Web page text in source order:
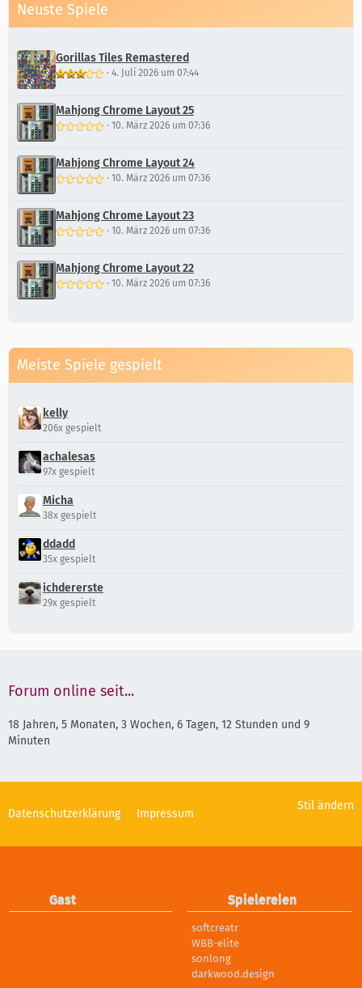
Neuste Spiele
Gorillas Tiles Remastered
· 4. Juli 2026 um 07:44
Mahjong Chrome Layout 25
· 10. März 2026 um 07:36
Mahjong Chrome Layout 24
· 10. März 2026 um 07:36
Mahjong Chrome Layout 23
· 10. März 2026 um 07:36
Mahjong Chrome Layout 22
· 10. März 2026 um 07:36
Meiste Spiele gespielt
kelly
206x gespielt
achalesas
97x gespielt
Micha
38x gespielt
ddadd
35x gespielt
ichdererste
29x gespielt
Forum online seit...
18 Jahren, 5 Monaten, 3 Wochen, 6 Tagen, 12 Stunden und 9
Minuten
Stil ändern
Datenschutzerklärung Impressum
Gast Spielereien
softcreatr
WBB-elite
sonlong
darkwood.design